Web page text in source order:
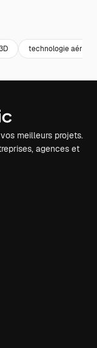
technologie
meilleurs projets.
agences et